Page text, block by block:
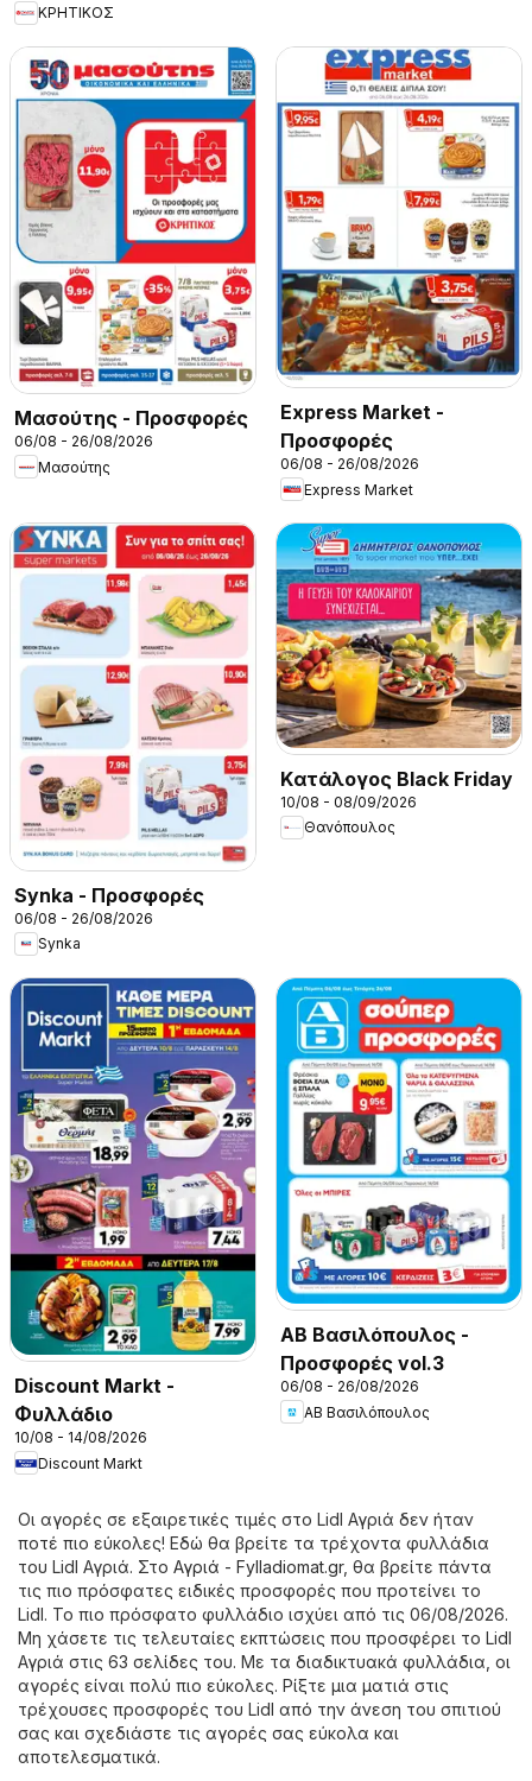
ΚΡΗΤΙΚΟΣ
Μασούτης - Προσφορές
06/08 - 26/08/2026
Μασούτης
Express Market -
Προσφορές
06/08 - 26/08/2026
Express Market
Synka - Προσφορές
06/08 - 26/08/2026
Synka
Kατάλογος Black Friday
10/08 - 08/09/2026
Θανόπουλος
Discount Markt -
Φυλλάδιο
10/08 - 14/08/2026
Discount Markt
ΑΒ Βασιλόπουλος -
Προσφορές vol.3
06/08 - 26/08/2026
ΑΒ Βασιλόπουλος
Οι αγορές σε εξαιρετικές τιμές στο Lidl Αγριά δεν ήταν
ποτέ πιο εύκολες! Εδώ θα βρείτε τα τρέχοντα φυλλάδια
του Lidl Αγριά. Στο Αγριά - Fylladiomat.gr, θα βρείτε πάντα
τις πιο πρόσφατες ειδικές προσφορές που προτείνει το
Lidl. Το πιο πρόσφατο φυλλάδιο ισχύει από τις 06/08/2026.
Μη χάσετε τις τελευταίες εκπτώσεις που προσφέρει το Lidl
Αγριά στις 63 σελίδες του. Με τα διαδικτυακά φυλλάδια, οι
αγορές είναι πολύ πιο εύκολες. Ρίξτε μια ματιά στις
τρέχουσες προσφορές του Lidl από την άνεση του σπιτιού
σας και σχεδιάστε τις αγορές σας εύκολα και
αποτελεσματικά.